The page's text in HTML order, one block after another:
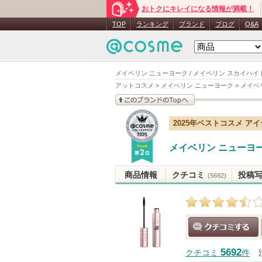
メイベリン ニューヨーク / メイベリン スカイハイ
アットコスメ > メイベリン ニューヨーク > メイ
おトクにキレイになる情報が満載！
TOP ランキング ブランド ブログ Q&A
このブランドの情報を
見る
2025年ベストコスメ ア
メイベリン ニューヨ
商品情報 クチコミ (5692) 投稿
クチコミ 5692件